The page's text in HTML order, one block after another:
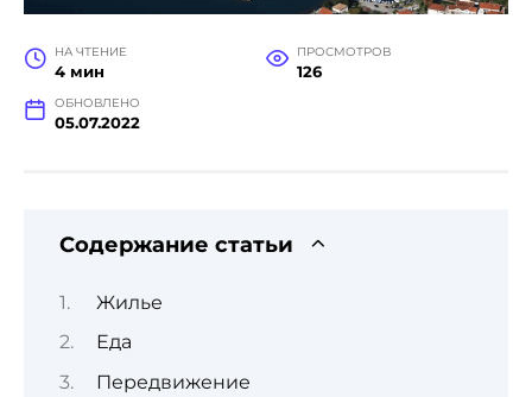
НА ЧТЕНИЕ
4 мин
ПРОСМОТРОВ
126
ОБНОВЛЕНО
05.07.2022
Содержание статьи
Жилье
Еда
Передвижение